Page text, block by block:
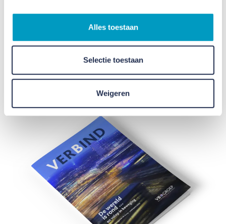
Alles toestaan
Selectie toestaan
Weigeren